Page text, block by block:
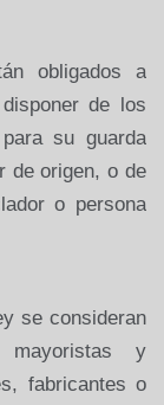
obligados a
de los
su guarda
de origen, o de
o persona
se consideran
y
fabricantes o